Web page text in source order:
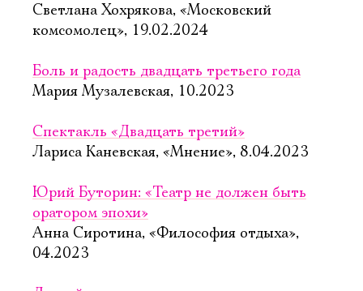
Светлана Хохрякова, «Московский
комсомолец», 19.02.2024
Боль и радость двадцать третьего года
Мария Музалевская, 10.2023
Спектакль «Двадцать третий»
Лариса Каневская, «Мнение», 8.04.2023
Юрий Буторин: «Театр не должен быть
оратором эпохи»
Анна Сиротина, «Философия отдыха»,
04.2023